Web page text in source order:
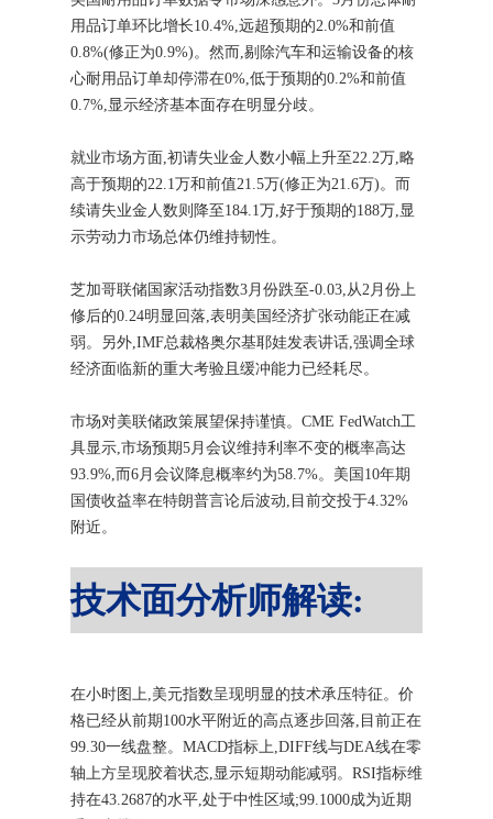
用品订单环比增长10.4%,远超预期的2.0%和前值
0.8%(修正为0.9%)。然而,剔除汽车和运输设备的核
心耐用品订单却停滞在0%,低于预期的0.2%和前值
0.7%,显示经济基本面存在明显分歧。
就业市场方面,初请失业金人数小幅上升至22.2万,略
高于预期的22.1万和前值21.5万(修正为21.6万)。而
续请失业金人数则降至184.1万,好于预期的188万,显
示劳动力市场总体仍维持韧性。
芝加哥联储国家活动指数3月份跌至-0.03,从2月份上
修后的0.24明显回落,表明美国经济扩张动能正在减
弱。另外,IMF总裁格奥尔基耶娃发表讲话,强调全球
经济面临新的重大考验且缓冲能力已经耗尽。
市场对美联储政策展望保持谨慎。CME FedWatch工
具显示,市场预期5月会议维持利率不变的概率高达
93.9%,而6月会议降息概率约为58.7%。美国10年期
国债收益率在特朗普言论后波动,目前交投于4.32%
附近。
技术面分析师解读:
在小时图上,美元指数呈现明显的技术承压特征。价
格已经从前期100水平附近的高点逐步回落,目前正在
99.30一线盘整。MACD指标上,DIFF线与DEA线在零
轴上方呈现胶着状态,显示短期动能减弱。RSI指标维
持在43.2687的水平,处于中性区域;99.1000成为近期